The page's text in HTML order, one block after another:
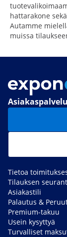
hattarakone
Autamme
muissa
Asiakaspalvelu
Tietoa
Tilauksen
Asiakastili
Palautus &
Premium-takuu
Usein kysyttyä
Turvalliset